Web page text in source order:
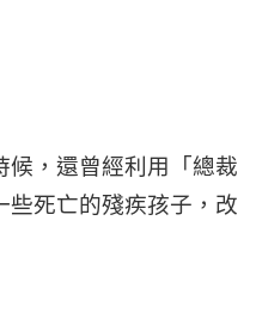
候，還曾經利用「總裁
些死亡的殘疾孩子，改